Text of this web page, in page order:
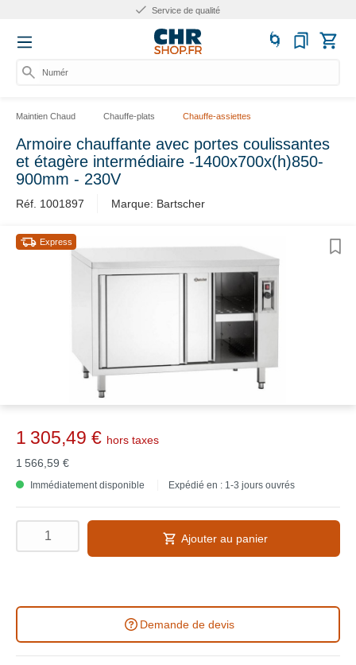
Service de qualité
Numéro
Maintien Chaud Chauffe-plats Chauffe-assiettes
Armoire chauffante avec portes coulissantes
et étagère intermédiaire -1400x700x(h)850-
900mm - 230V
Réf. 1001897 Marque: Bartscher
Express
1 305,49 € hors taxes
1 566,59 €
Immédiatement disponible Expédié en : 1-3 jours ouvrés
Ajouter au panier
Demande de devis